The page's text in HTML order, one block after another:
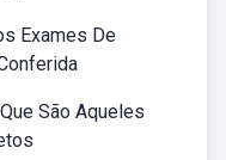
Exames De
São Aqueles